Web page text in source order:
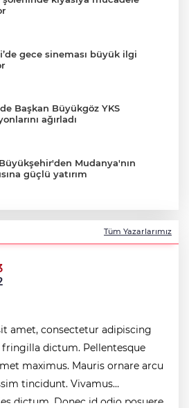
gece sineması büyük ilgi
Başkan Büyükgöz YKS
ağırladı
Mudanya'nın
güçlü yatırım
Maltepe’de ilaçlama çalışmaları
Başkan Özdemir,
dinledi
Selçuk'ta engelsiz yaşamda
güçleniyorlar
Tüm Yazarlarımız
amet, consectetur adipiscing
dictum. Pellentesque
maximus. Mauris ornare arcu
tincidunt. Vivamus
dictum. Donec id odio posuere,